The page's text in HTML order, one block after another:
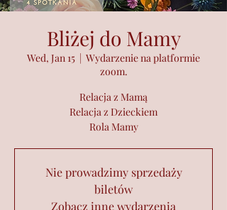
Bliżej do Mamy
Wed, Jan 15
  |
Wydarzenie na platformie
zoom.
Relacja z Mamą
Relacja z Dzieckiem
Rola Mamy
Nie prowadzimy sprzedaży
biletów
Zobacz inne wydarzenia